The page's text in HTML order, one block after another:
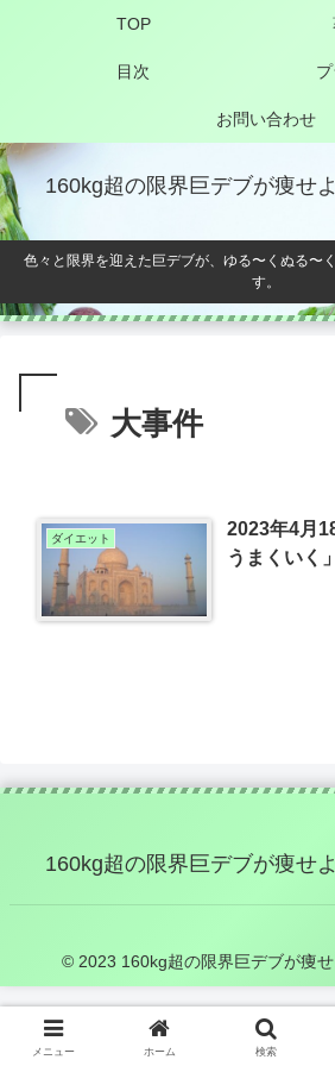
160kg超の限界巨デブが痩せ
色々と限界を迎えた巨デブが、ゆる〜くぬる〜
す。
TOP
目次
お問い合わせ
大事件
ダイエット
2023年4月
うまくいく」
160kg超の限界巨デブが痩せ
© 2023 160kg超の限界巨デブが痩
メニュー ホーム 検索